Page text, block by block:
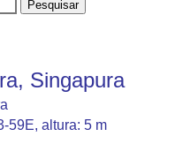
Singapura
59E, altura: 5 m